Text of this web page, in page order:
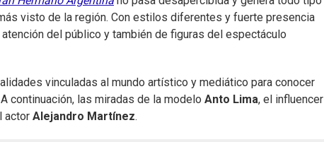
visto de la región. Con estilos diferentes y fuerte presencia
del público y también de figuras del espectáculo
vinculadas al mundo artístico y mediático para conocer
continuación, las miradas de la modelo Anto Lima, el influencer
actor Alejandro Martínez.